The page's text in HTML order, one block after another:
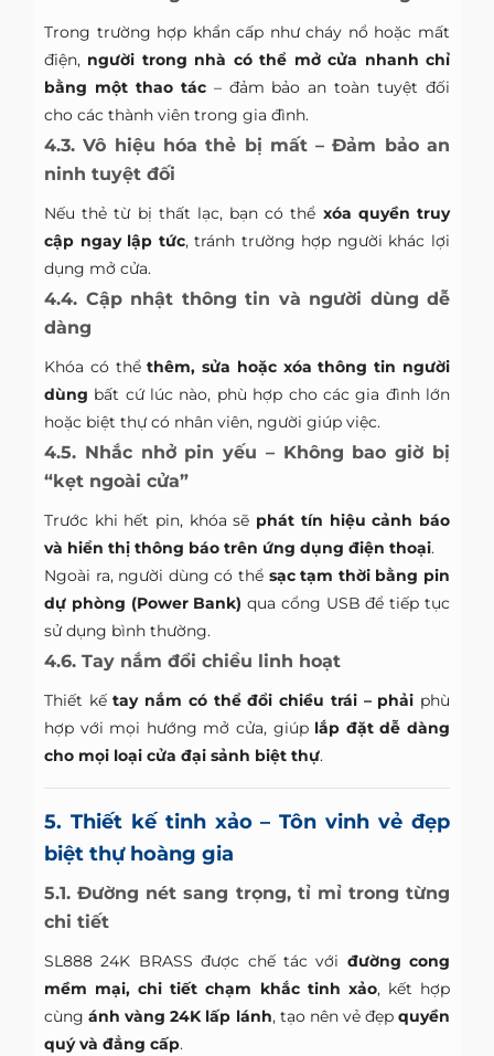
Trong trường hợp khẩn cấp như cháy nổ hoặc mất
điện, người trong nhà có thể mở cửa nhanh chỉ
bằng một thao tác– đảm bảo an toàn tuyệt đối
cho các thành viên trong gia đình.
4.3. Vô hiệu hóa thẻ bị mất – Đảm bảo an
ninh tuyệt đối
Nếu thẻ từ bị thất lạc, bạn có thể xóa quyền truy
cập ngay lập tức, tránh trường hợp người khác lợi
dụng mở cửa.
4.4. Cập nhật thông tin và người dùng dễ
dàng
Khóa có thểthêm, sửa hoặc xóa thông tin người
dùng bất cứ lúc nào, phù hợp cho các gia đình lớn
hoặc biệt thự có nhân viên, người giúp việc.
4.5. Nhắc nhở pin yếu – Không bao giờ bị
“kẹt ngoài cửa”
Trước khi hết pin, khóa sẽ phát tín hiệu cảnh báo
và hiển thị thông báo trên ứng dụng điện thoại.
Ngoài ra, người dùng có thể sạc tạm thời bằng pin
dự phòng (Power Bank) qua cổng USB để tiếp tục
sử dụng bình thường.
4.6. Tay nắm đổi chiều linh hoạt
Thiết kếtay nắm có thể đổi chiều trái – phải phù
hợp với mọi hướng mở cửa, giúp lắp đặt dễ dàng
cho mọi loại cửa đại sảnh biệt thự.
5. Thiết kế tinh xảo – Tôn vinh vẻ đẹp
biệt thự hoàng gia
5.1. Đường nét sang trọng, tỉ mỉ trong từng
chi tiết
SL888 24K BRASS được chế tác với đường cong
mềm mại, chi tiết chạm khắc tinh xảo, kết hợp
cùngánh vàng 24K lấp lánh, tạo nên vẻ đẹpquyền
quý và đẳng cấp.